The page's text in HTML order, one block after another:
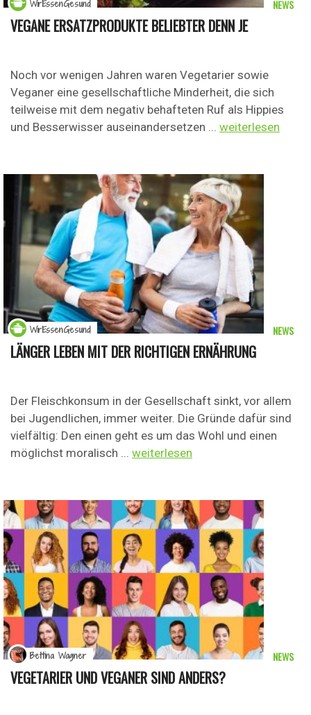
VEGANE ERSATZPRODUKTE BELIEBTER DENN JE
Noch vor wenigen Jahren waren Vegetarier sowie
Veganer eine gesellschaftliche Minderheit, die sich
teilweise mit dem negativ behafteten Ruf als Hippies
und Besserwisser auseinandersetzen ... weiterlesen
NEWS
WirEssenGesund
LÄNGER LEBEN MIT DER RICHTIGEN ERNÄHRUNG
Der Fleischkonsum in der Gesellschaft sinkt, vor allem
bei Jugendlichen, immer weiter. Die Gründe dafür sind
vielfältig: Den einen geht es um das Wohl und einen
möglichst moralisch ... weiterlesen
NEWS
WirEssenGesund
VEGETARIER UND VEGANER SIND ANDERS?
NEWS
Bettina Wagner